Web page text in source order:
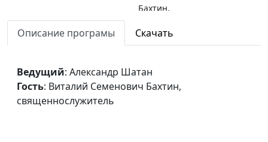
Бахтин,
Александр Шатан,
Бахтин,
священнослужитель
#358
Описание програмы Скачать
Ведущий: Александр Шатан
Гость: Виталий Семенович Бахтин,
священнослужитель